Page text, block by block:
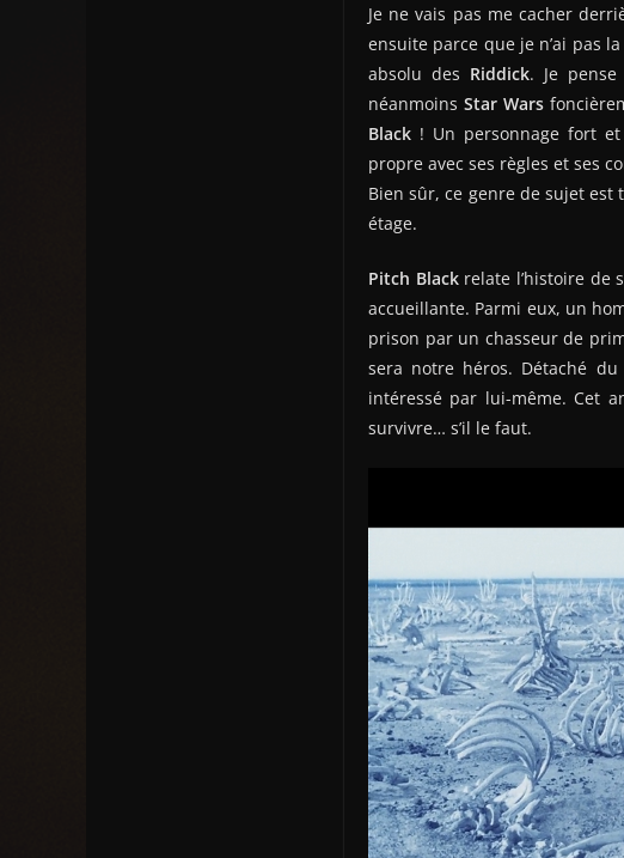
Je ne vais pas me cacher
ensuite parce que je n’ai pas
absolu des Riddick. Je
néanmoinsStar Wars
Black ! Un personnage fort
propre avec ses règles et ses
Bien sûr, ce genre de sujet est
étage.
Pitch Blackrelate l’histoire de
accueillante. Parmi eux, un
prison par un chasseur de
sera notre héros. Détaché
intéressé par lui-même. Cet
survivre… s’il le faut.